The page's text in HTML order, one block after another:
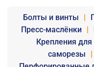
Болты и винты |
Пресс-маслёнки
|
Крепления для
саморезы
|